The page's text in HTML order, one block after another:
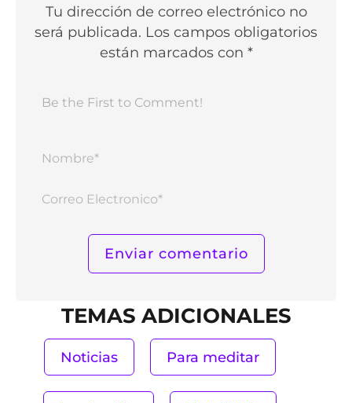
Tu dirección de correo electrónico no
será publicada. Los campos obligatorios
están marcados con *
TEMAS ADICIONALES
Noticias Para meditar